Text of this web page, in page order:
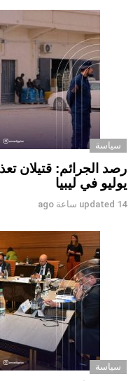
سياسة
يوليو في ليبيا
updated 14 ساعة ago
سياسة